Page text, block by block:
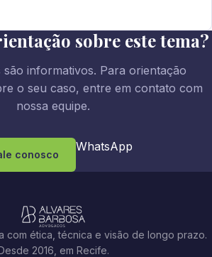
sobre este tema?
são informativos. Para orientação
o seu caso, entre em contato com
nossa equipe.
conosco
WhatsApp
com ética, técnica e visão de longo prazo.
2016, em Recife.